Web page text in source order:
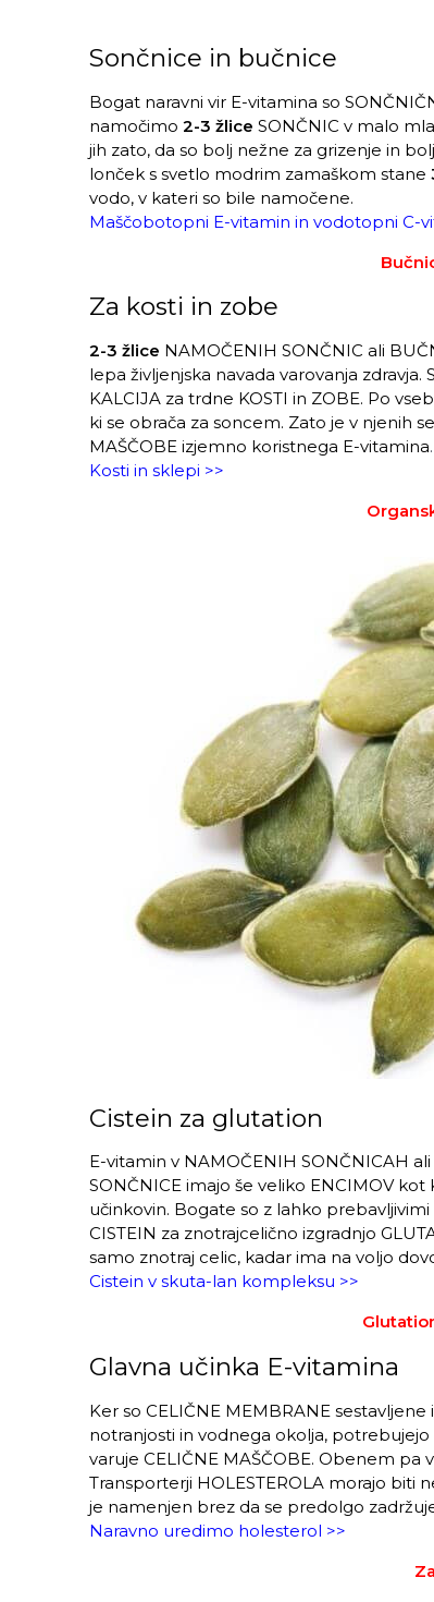
Sončnice in bučnice
Bogat naravni vir E-vitamina so
namočimo 2-3 žlice SONČNIC v malo
jih zato, da so bolj nežne za grizenje in
lonček s svetlo modrim zamaškom stane
vodo, v kateri so bile namočene.
Maščobotopni E-vitamin in vodotopni C-
Za kosti in zobe
2-3 žlice NAMOČENIH SONČNIC ali
lepa življenjska navada varovanja
KALCIJA za trdne KOSTI in ZOBE. Po
ki se obrača za soncem. Zato je v njenih
MAŠČOBE izjemno koristnega E-vitamina.
Kosti in sklepi >>
Cistein za glutation
E-vitamin v NAMOČENIH SONČNICAH
SONČNICE imajo še veliko ENCIMOV
učinkovin. Bogate so z lahko
CISTEIN za znotrajcelično izgradnjo
samo znotraj celic, kadar ima na voljo
Cistein v skuta-lan kompleksu >>
Glavna učinka E-vitamina
Ker so CELIČNE MEMBRANE
notranjosti in vodnega okolja,
varuje CELIČNE MAŠČOBE. Obenem pa
Transporterji HOLESTEROLA morajo biti
je namenjen brez da se predolgo
Naravno uredimo holesterol >>